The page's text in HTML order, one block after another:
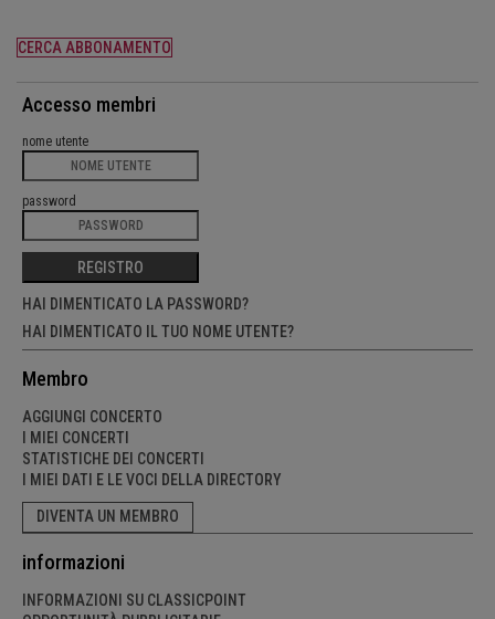
CERCA ABBONAMENTO
Accesso membri
nome utente
password
REGISTRO
HAI DIMENTICATO LA PASSWORD?
HAI DIMENTICATO IL TUO NOME UTENTE?
Membro
AGGIUNGI CONCERTO
I MIEI CONCERTI
STATISTICHE DEI CONCERTI
I MIEI DATI E LE VOCI DELLA DIRECTORY
DIVENTA UN MEMBRO
informazioni
INFORMAZIONI SU CLASSICPOINT